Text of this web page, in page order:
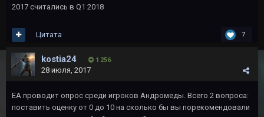
2017 считались в Q1 2018
7
Цитата
kostia24 1 256
28 июля, 2017
EA проводит опрос среди игроков Андромеды. Всего 2 вопроса:
поставить оценку от 0 до 10 на сколько бы вы порекомендовали